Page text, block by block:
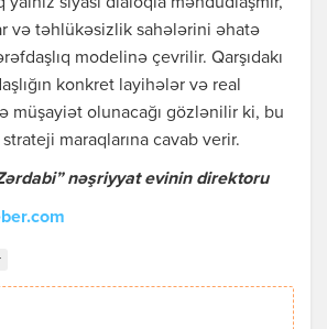
və təhlükəsizlik sahələrini əhatə
modelinə çevrilir. Qarşıdakı
konkret layihələr və real
müşayiət olunacağı gözlənilir ki, bu
maraqlarına cavab verir.
nəşriyyat evinin direktoru